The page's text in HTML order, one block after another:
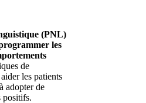
(PNL)
les
de
les patients
adopter de
positifs.